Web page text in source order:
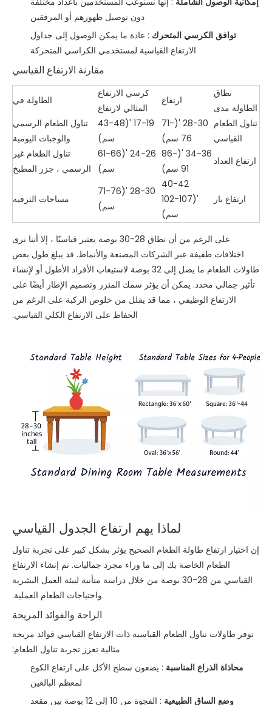
دون توصيل ظهورهم أو المرفقين
توافق الكرسي المتحرك : عادة ما يمكن الوصول إلى جداول
الارتفاع القياسية لمستخدمي الكراسي المتحركة
مقارنة الارتفاع القياسي
نطاق
الطاولة مدى
ارتفاع
كرسي الارتفاع
المثالي لارتفاع
الطاولة في
تناول الطعام
القياسي
28-30 '(71-
76 سم)
17-19 '(43-48
سم)
تناول الطعام الرسمي
والوجبات اليومية
ارتفاع العداد
34-36 '(86-
91 سم)
24-26 '(61-66
سم)
تناول الطعام غير
الرسمي ، جزر المطبخ
ارتفاع بار
40-42
'(102-107
سم)
28-30 '(71-76
سم)
مساحات الترفيه
على الرغم من أن نطاق 28-30 بوصة يعتبر قياسيًا ، إلا أننا نرى
اختلافات طفيفة عبر الشركات المصنعة والأنماط. قد يبلغ طول بعض
طاولات الطعام ما يصل إلى 32 بوصة لاستيعاب الأفراد الأطول أو لإنشاء
تأثير جمالي محدد. يمكن أن يؤثر سمك المئزر وتصميم الإطار أيضًا على
الارتفاع الوظيفي ، مما قد يقلل من خلوص الركبة على الرغم من
الحفاظ على الارتفاع الكلي القياسي.
لماذا يهم ارتفاع الجدول القياسي
إن اختيار ارتفاع طاولة الطعام الصحيح يؤثر بشكل كبير على تجربة تناول
الطعام الخاصة بك إلى ما وراء مجرد جماليات. تم إنشاء الارتفاع
القياسي من 28-30 بوصة من خلال دراسة متأنية لبيئة العمل البشرية
واحتياجات الطعام العملية.
الراحة والفوائد المريحة
توفر طاولات تناول الطعام القياسية ذات الارتفاع القياسي فوائد مريحة
مثالية تعزز تجربة تناول الطعام:
محاذاة الذراع المناسبة : يضعون سطح الأكل على ارتفاع الكوع
لمعظم البالغين
وضع الساق الطبيعية
: الفجوة من 10 إلى 12 بوصة بين مقعد